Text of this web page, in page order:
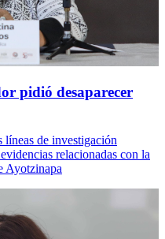
pidió desaparecer
de investigación
relacionadas con la
Ayotzinapa